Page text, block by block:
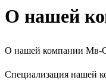
О нашей
О нашей компании Мв-
Специализация нашей